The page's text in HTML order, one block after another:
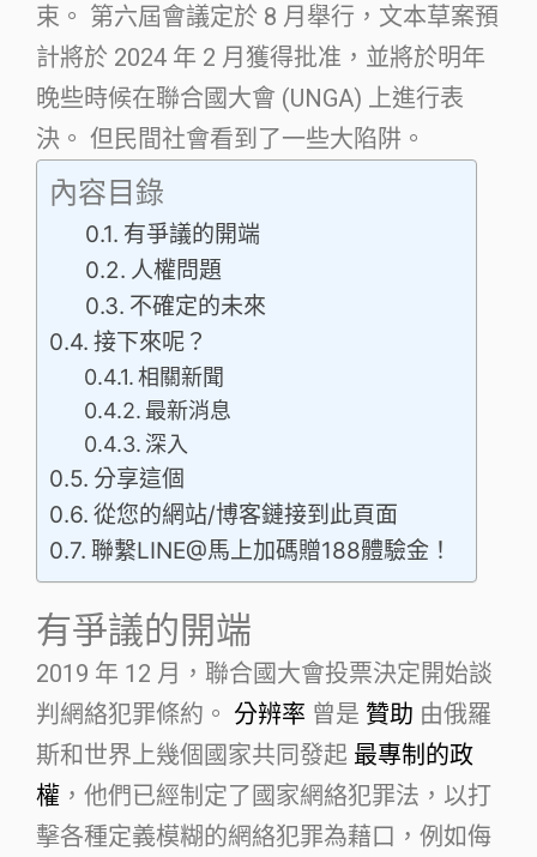
束。 第六屆會議定於 8 月舉行，文本草案預
計將於 2024 年 2 月獲得批准，並將於明年
晚些時候在聯合國大會 (UNGA) 上進行表
決。 但民間社會看到了一些大陷阱。
內容目錄
有爭議的開端
人權問題
不確定的未來
接下來呢？
相關新聞
最新消息
深入
分享這個
從您的網站/博客鏈接到此頁面
聯繫LINE@馬上加碼贈188體驗金！
有爭議的開端
2019 年 12 月，聯合國大會投票決定開始談
判網絡犯罪條約。 分辨率 曾是 贊助 由俄羅
斯和世界上幾個國家共同發起 最專制的政
權 ，他們已經制定了國家網絡犯罪法，以打
擊各種定義模糊的網絡犯罪為藉口，例如侮